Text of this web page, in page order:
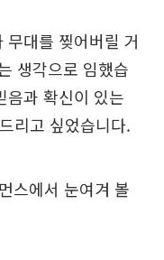
무대를 찢어버릴 거
생각으로 임했습
음과 확신이 있는
리고 싶었습니다.
스에서 눈여겨 볼